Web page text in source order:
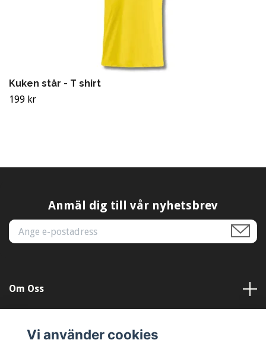
Kuken står - T shirt
199 kr
Anmäl dig till vår nyhetsbrev
Om Oss
Vi använder cookies